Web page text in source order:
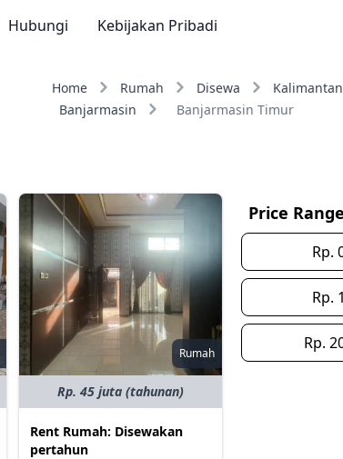
Hubungi Kebijakan Pribadi
Home Rumah Disewa
Banjarmasin
Banjarmasin Timur
Rumah
Rp. 45 juta (tahunan)
Rent Rumah: Disewakan
pertahun
Price Range
Rp.
Rp.
Rp.